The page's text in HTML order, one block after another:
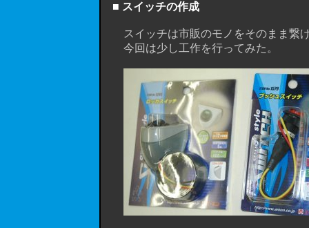
■ スイッチの作成
スイッチは市販のモノをそのまま繋げ
今回は少し工作を行ってみた。